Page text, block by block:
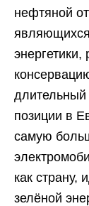
нефтяной
позиции в
самую
как страну,
зелёной